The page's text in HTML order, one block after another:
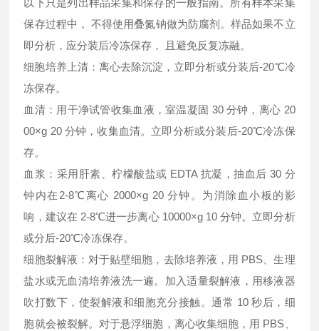
以下只是列出样品采集和保存的一般指南。所有样本采集
保存过程中， 不得使用叠氮钠做为防腐剂。样品如果不立
即分析，应分装后冷冻保存， 且避免反复冻融。
细胞培养上清：离心去除沉淀，立即分析或分装后-20℃冷
冻保存。
血清：用干净试管收集血液，室温凝固 30 分钟，离心 20
00×g 20 分钟，收集血清。立即分析或分装后-20℃冷冻保
存。
血浆：采用肝素、柠檬酸盐或 EDTA 抗凝，抽血后 30 分
钟内在2-8℃离心 2000×g 20 分钟。为消除血小板的影
响，建议在 2-8℃进一步离心 10000×g 10 分钟。立即分析
或分后-20℃冷冻保存。
细胞裂解液：对于贴壁细胞，去除培养液，用 PBS、生理
盐水或无血清培养液洗一遍。加入适量裂解液，用移液器
吹打数下，使裂解液和细胞充分接触。通常 10 秒后，细
胞就会被裂解。对于悬浮细胞，离心收集细胞，用 PBS、